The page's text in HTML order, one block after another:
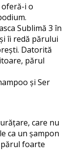
oferă-i o
Sublimă 3 în
îi redă părului
Datorită
părul
și Ser
care nu
ca un șampon
foarte